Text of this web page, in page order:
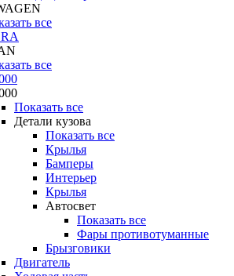
все
все
Показать все
Детали кузова
Показать все
Крылья
Бамперы
Интерьер
Крылья
Автосвет
Показать все
Фары противотуманные
Брызговики
Двигатель